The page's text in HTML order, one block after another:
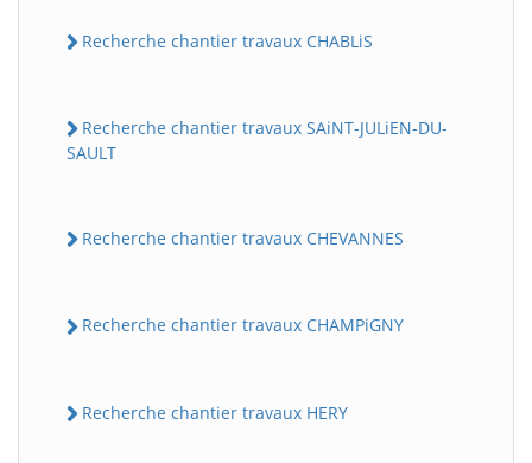
Recherche chantier travaux CHABLiS
Recherche chantier travaux SAiNT-JULiEN-DU-
SAULT
Recherche chantier travaux CHEVANNES
Recherche chantier travaux CHAMPiGNY
Recherche chantier travaux HERY